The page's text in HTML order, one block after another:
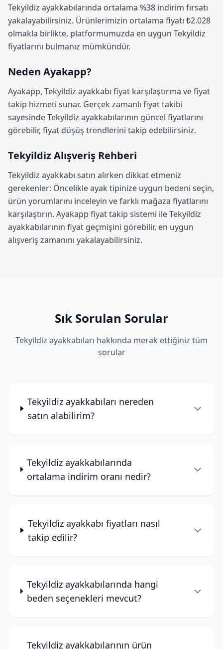
Tekyildiz ayakkabılarında ortalama %38 indirim fırsatı
yakalayabilirsiniz. Ürünlerimizin ortalama fiyatı ₺2.028
olmakla birlikte, platformumuzda en uygun Tekyildiz
fiyatlarını bulmanız mümkündür.
Neden Ayakapp?
Ayakapp, Tekyildiz ayakkabı fiyat karşılaştırma ve fiyat
takip hizmeti sunar. Gerçek zamanlı fiyat takibi
sayesinde Tekyildiz ayakkabılarının güncel fiyatlarını
görebilir, fiyat düşüş trendlerini takip edebilirsiniz.
Tekyildiz Alışveriş Rehberi
Tekyildiz ayakkabı satın alırken dikkat etmeniz
gerekenler: Öncelikle ayak tipinize uygun bedeni seçin,
ürün yorumlarını inceleyin ve farklı mağaza fiyatlarını
karşılaştırın. Ayakapp fiyat takip sistemi ile Tekyildiz
ayakkabılarının fiyat geçmişini görebilir, en uygun
alışveriş zamanını yakalayabilirsiniz.
Sık Sorulan Sorular
Tekyildiz ayakkabıları hakkında merak ettiğiniz tüm
sorular
Tekyildiz ayakkabıları nereden
satın alabilirim?
Tekyildiz ayakkabılarında
ortalama indirim oranı nedir?
Tekyildiz ayakkabı fiyatları nasıl
takip edilir?
Tekyildiz ayakkabılarında hangi
beden seçenekleri mevcut?
Tekyildiz ayakkabılarının ürün